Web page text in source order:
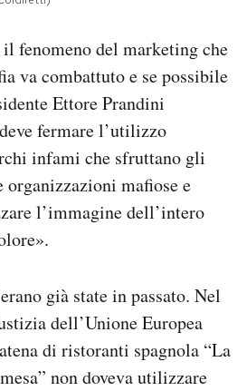
fenomeno del marketing che
va combattuto e se possibile
Ettore Prandini
fermare l’utilizzo
infami che sfruttano gli
mafiose e
l’immagine dell’intero
già state in passato. Nel
dell’Unione Europea
di ristoranti spagnola “La
non doveva utilizzare